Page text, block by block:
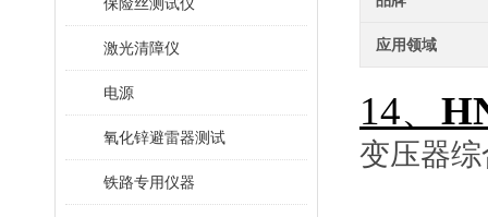
激光清障仪
电源
氧化锌避雷器测试
铁路专用仪器
应用领域
14、
变压器